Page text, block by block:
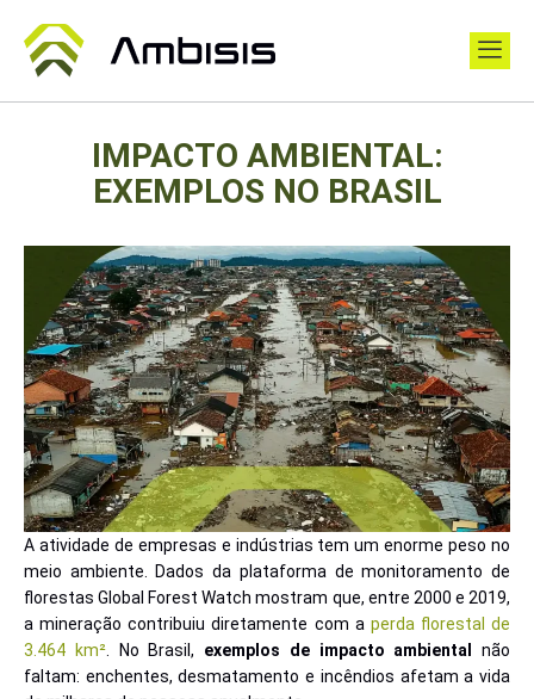
IMPACTO AMBIENTAL:
EXEMPLOS NO BRASIL
A atividade de empresas e indústrias tem um enorme peso no
meio ambiente. Dados da plataforma de monitoramento de
florestas Global Forest Watch mostram que, entre 2000 e 2019,
a mineração contribuiu diretamente com a perda florestal de
3.464 km². No Brasil, exemplos de impacto ambiental
não
faltam: enchentes, desmatamento e incêndios afetam a vida